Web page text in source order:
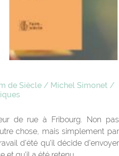
de Siècle / Michel Simonet /
de rue à Fribourg. Non pas
chose, mais simplement par
d’été qu’il décide d’envoyer